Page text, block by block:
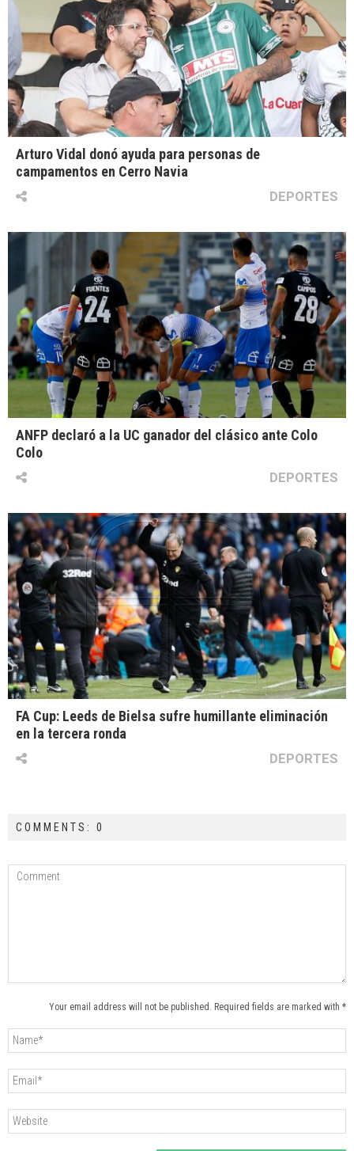
Arturo Vidal donó ayuda para personas de
campamentos en Cerro Navia
DEPORTES
ANFP declaró a la UC ganador del clásico ante Colo
Colo
DEPORTES
FA Cup: Leeds de Bielsa sufre humillante eliminación
en la tercera ronda
DEPORTES
COMMENTS: 0
Your email address will not be published. Required fields are marked with *